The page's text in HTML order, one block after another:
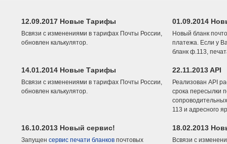
12.09.2017 Новые Тарифы
Всвязи с изменениями в тарифах Почты России,
обновлен калькулятор.
01.09.2014
Новый бланк
платежа. Если у
бланк ф.113,
14.01.2014 Новые Тарифы
Всвязи с изменениями в тарифах Почты России,
обновлен калькулятор.
22.11.2013 API
Реализован API
срока пересылки
113 и адресного
16.10.2013 Новый сервис!
Запущен сервис печати бланков почтовых
18.02.2013
Всвязи с